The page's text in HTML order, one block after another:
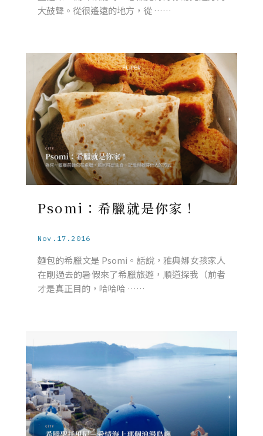
大鼓聲。從很遙遠的地方，從 ……
Psomi：希臘就是你家！
Nov.17.2016
麵包的希臘文是 Psomi。話說，雅典娜女孩家人
在剛過去的暑假來了希臘旅遊，順道探我（前者
才是真正目的，哈哈哈 ……